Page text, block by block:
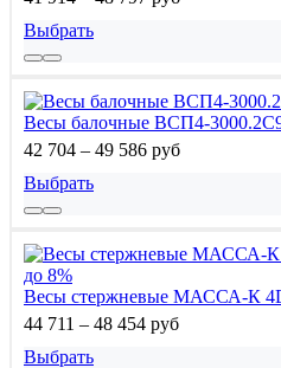
Выбрать
Весы балочные ВСП4-
42 704 – 49 586 руб
Выбрать
до 8%
Весы стержневые МАССА-К
44 711 – 48 454 руб
Выбрать